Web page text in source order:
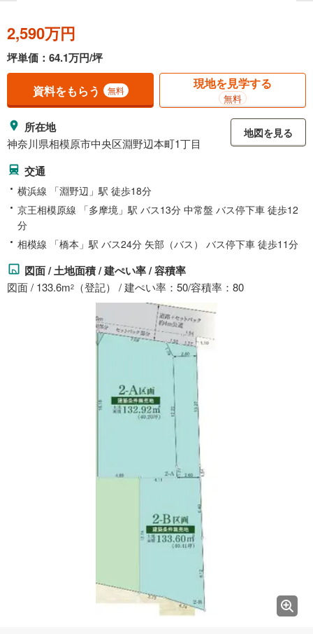
2,590万円
坪単価：64.1万円/坪
資料をもらう 無料 現地を見学する
無料
所在地
神奈川県相模原市中央区淵野辺本町1丁目
地図を見る
交通
横浜線 「淵野辺」駅 徒歩18分
京王相模原線 「多摩境」駅 バス13分 中常盤 バス停下車 徒歩12
分
相模線 「橋本」駅 バス24分 矢部（バス） バス停下車 徒歩11分
図面 / 土地面積 / 建ぺい率 / 容積率
図面 / 133.6m2 （登記） / 建ぺい率：50/容積率：80